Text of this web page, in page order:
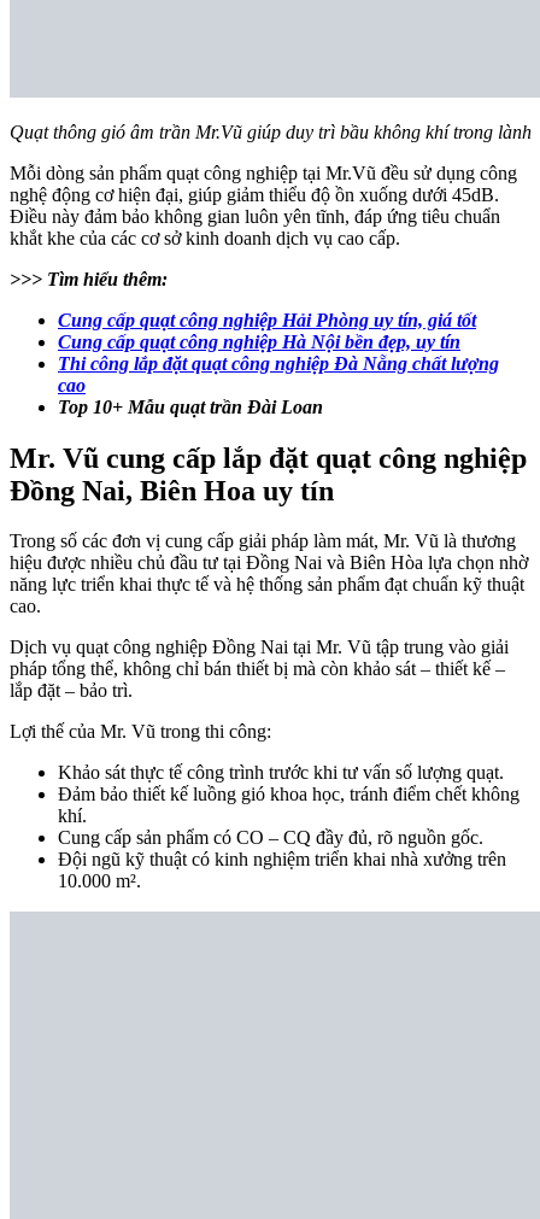
Quạt thông gió âm trần Mr.Vũ giúp duy trì bầu không khí trong lành
Mỗi dòng sản phẩm quạt công nghiệp tại Mr.Vũ đều sử dụng công
nghệ động cơ hiện đại, giúp giảm thiểu độ ồn xuống dưới 45dB.
Điều này đảm bảo không gian luôn yên tĩnh, đáp ứng tiêu chuẩn
khắt khe của các cơ sở kinh doanh dịch vụ cao cấp.
>>> Tìm hiểu thêm:
Cung cấp quạt công nghiệp Hải Phòng uy tín, giá tốt
Cung cấp quạt công nghiệp Hà Nội bền đẹp, uy tín
Thi công lắp đặt quạt công nghiệp Đà Nẵng chất lượng
cao
Top 10+ Mẫu quạt trần Đài Loan
Mr. Vũ cung cấp lắp đặt quạt công nghiệp
Đồng Nai, Biên Hoa uy tín
Trong số các đơn vị cung cấp giải pháp làm mát, Mr. Vũ là thương
hiệu được nhiều chủ đầu tư tại Đồng Nai và Biên Hòa lựa chọn nhờ
năng lực triển khai thực tế và hệ thống sản phẩm đạt chuẩn kỹ thuật
cao.
Dịch vụ quạt công nghiệp Đồng Nai tại Mr. Vũ tập trung vào giải
pháp tổng thể, không chỉ bán thiết bị mà còn khảo sát – thiết kế –
lắp đặt – bảo trì.
Lợi thế của Mr. Vũ trong thi công:
Khảo sát thực tế công trình trước khi tư vấn số lượng quạt.
Đảm bảo thiết kế luồng gió khoa học, tránh điểm chết không
khí.
Cung cấp sản phẩm có CO – CQ đầy đủ, rõ nguồn gốc.
Đội ngũ kỹ thuật có kinh nghiệm triển khai nhà xưởng trên
10.000 m².